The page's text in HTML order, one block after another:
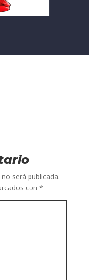
será publicada.
con *